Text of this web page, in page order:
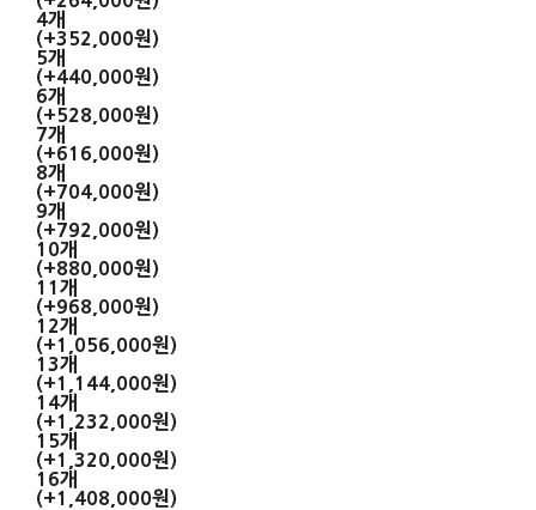
4개
(+352,000원)
5개
(+440,000원)
6개
(+528,000원)
7개
(+616,000원)
8개
(+704,000원)
9개
(+792,000원)
10개
(+880,000원)
11개
(+968,000원)
12개
(+1,056,000원)
13개
(+1,144,000원)
14개
(+1,232,000원)
15개
(+1,320,000원)
16개
(+1,408,000원)